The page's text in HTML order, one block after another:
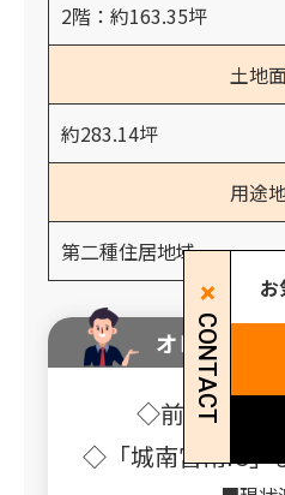
2階：約163.35坪
土地
約283.14坪
用途
第二種住居地域
オレンジホ
◇前面複数
◇「城南宮南IC」
CONTACT